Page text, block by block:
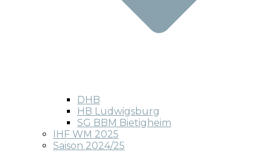
DHB
HB Ludwigsburg
SG BBM Bietigheim
IHF WM 2025
Saison 2024/25